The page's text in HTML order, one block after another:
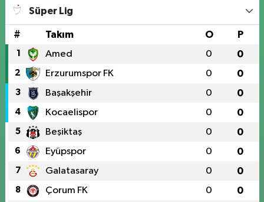
Süper Lig
# Takım O P
1 Amed 0 0
2 Erzurumspor FK 0 0
3 Başakşehir 0 0
4 Kocaelispor 0 0
5 Beşiktaş 0 0
6 Eyüpspor 0 0
7 Galatasaray 0 0
8 Çorum FK 0 0